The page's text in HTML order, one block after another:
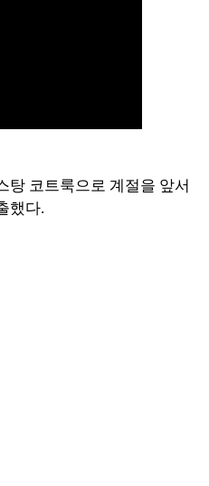
탕 코트룩으로 계절을 앞서
했다.